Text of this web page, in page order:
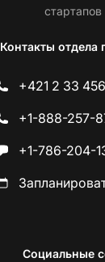
стартапов
Контакты отдела
+421 2 33
+1-888-257-
+1-786-204-
Социальные